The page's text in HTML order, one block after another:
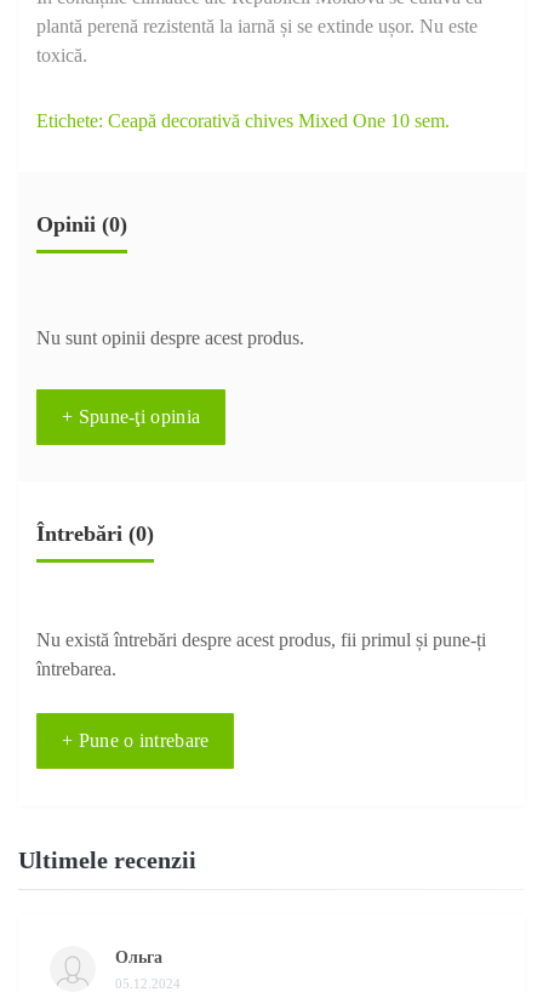
plantă perenă rezistentă la iarnă și se extinde ușor. Nu este
toxică.
Etichete: Ceapă decorativă chives Mixed One 10 sem.
Opinii (0)
Nu sunt opinii despre acest produs.
+ Spune-ţi opinia
Întrebări (0)
Nu există întrebări despre acest produs, fii primul și pune-ți
întrebarea.
+ Pune o intrebare
Ultimele recenzii
Ольга
05.12.2024